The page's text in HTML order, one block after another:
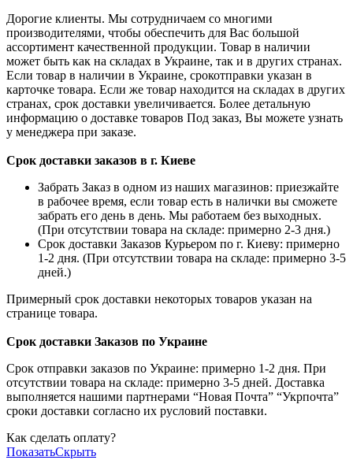
Дорогие клиенты. Мы сотрудничаем со многими
производителями, чтобы обеспечить для Вас большой
ассортимент качественной продукции. Товар в наличии
может быть как на складах в Украине, так и в других странах.
Если товар в наличии в Украине, срокотправки указан в
карточке товара. Если же товар находится на складах в других
странах, срок доставки увеличивается. Более детальную
информацию о доставке товаров Под заказ, Вы можете узнать
у менеджера при заказе.
Срок доставки заказов в г. Киеве
Забрать Заказ в одном из наших магазинов: приезжайте
в рабочее время, если товар есть в налички вы сможете
забрать его день в день. Мы работаем без выходных.
(При отсутствии товара на складе: примерно 2-3 дня.)
Срок доставки Заказов Курьером по г. Киеву: примерно
1-2 дня. (При отсутствии товара на складе: примерно 3-5
дней.)
Примерный срок доставки некоторых товаров указан на
странице товара.
Срок доставки Заказов по Украине
Срок отправки заказов по Украине: примерно 1-2 дня. При
отсутствии товара на складе: примерно 3-5 дней. Доставка
выполняется нашими партнерами “Новая Почта” “Укрпочта”
сроки доставки согласно их русловий поставки.
Как сделать оплату?
ПоказатьСкрыть